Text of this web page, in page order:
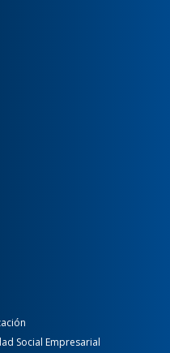
Social Empresarial